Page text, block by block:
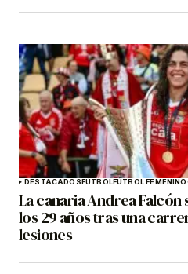
DESTACADOSFÚTBOLFÚTBOL FEMENINO
La canaria Andrea
los 29 años tras una
lesiones